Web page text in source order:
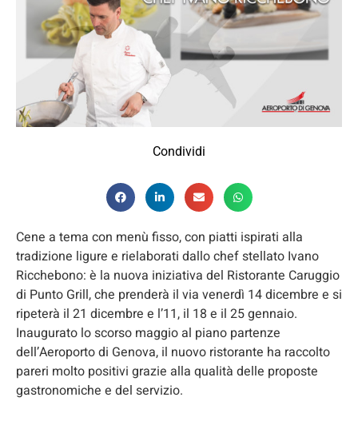
Condividi
Cene a tema con menù fisso, con piatti ispirati alla
tradizione ligure e rielaborati dallo chef stellato Ivano
Ricchebono: è la nuova iniziativa del Ristorante Caruggio
di Punto Grill, che prenderà il via venerdì 14 dicembre e si
ripeterà il 21 dicembre e l’11, il 18 e il 25 gennaio.
Inaugurato lo scorso maggio al piano partenze
dell’Aeroporto di Genova, il nuovo ristorante ha raccolto
pareri molto positivi grazie alla qualità delle proposte
gastronomiche e del servizio.